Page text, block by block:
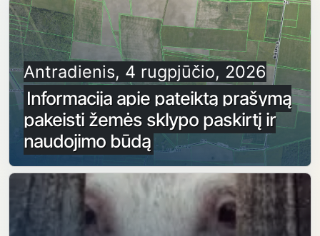
Antradienis, 4 rugpjūčio, 2026
Informacija apie pateiktą prašymą
pakeisti žemės sklypo paskirtį ir
naudojimo būdą